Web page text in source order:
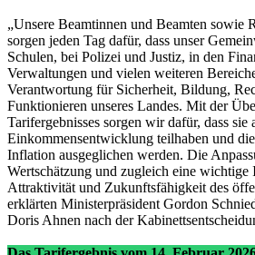
„Unsere Beamtinnen und Beamten sowie
sorgen jeden Tag dafür, dass unser
Schulen, bei Polizei und Justiz, in den
Verwaltungen und vielen weiteren
Verantwortung für Sicherheit, Bildung,
Funktionieren unseres Landes. Mit der
Tarifergebnisses sorgen wir dafür, dass sie
Einkommensentwicklung teilhaben und
Inflation ausgeglichen werden. Die
Wertschätzung und zugleich eine wichtige
Attraktivität und Zukunftsfähigkeit des
erklärten Ministerpräsident Gordon
Doris Ahnen nach der